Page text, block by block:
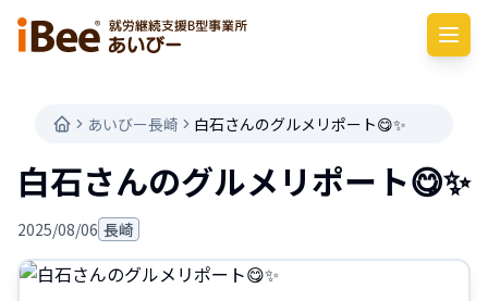
あいびー長崎 白石さんのグルメリポート😋✨
白石さんのグルメリポート😋✨
2025/08/06 長崎